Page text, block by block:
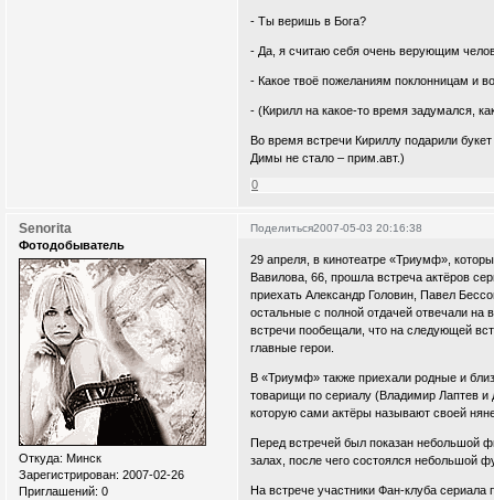
- Ты веришь в Бога?
- Да, я считаю себя очень верующим
- Какое твоё пожеланиям поклонницам и
- (Кирилл на какое-то время задумался,
Во время встречи Кириллу подарили
Димы не стало – прим.авт.)
0
Поделиться2007-05-03 20:16:38
Senorita
Фотодобыватель
Откуда: Минск
Зарегистрирован: 2007-02-26
Приглашений: 0
29 апреля, в кинотеатре «Триумф»,
Вавилова, 66, прошла встреча актёров
приехать Александр Головин, Павел
остальные с полной отдачей отвечали
встречи пообещали, что на следующей
главные герои.
В «Триумф» также приехали родные и
товарищи по сериалу (Владимир Лаптев и
которую сами актёры называют своей
Перед встречей был показан небольшой
залах, после чего состоялся небольшой
На встрече участники Фан-клуба